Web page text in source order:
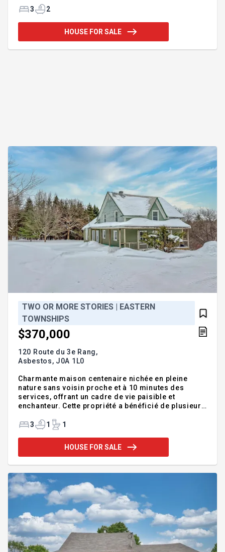
bois, une chambre et une salle de bains, un vaste
chambres, dont une avec walk-in, ainsi qu'une
seconde salle de bains. Très beau terrain aménagé,
3 2
HOUSE FOR SALE
TWO OR MORE STORIES | EASTERN
TOWNSHIPS
$370,000
120 Route du 3e Rang,
Asbestos, J0A 1L0
Charmante maison centenaire nichée en pleine
nature sans voisin proche et à 10 minutes des
services, offrant un cadre de vie paisible et
enchanteur. Cette propriété a bénéficié de plusieurs
récente, isolation, électricité, plomberie, cuisine à
moderne. Elle possède 3 chambres à coucher au 2e
étage, sous-sol moins 6 pieds. Située dans un
recherche de calme et d'authenticité. Un véritable
ha
3 1 1
HOUSE FOR SALE